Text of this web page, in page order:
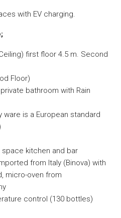
with EV charging.
first floor 4.5 m. Second
Floor)
bathroom with Rain
ware is a European standard
kitchen and bar
from Italy (Binova) with
micro-oven from
control (130 bottles)